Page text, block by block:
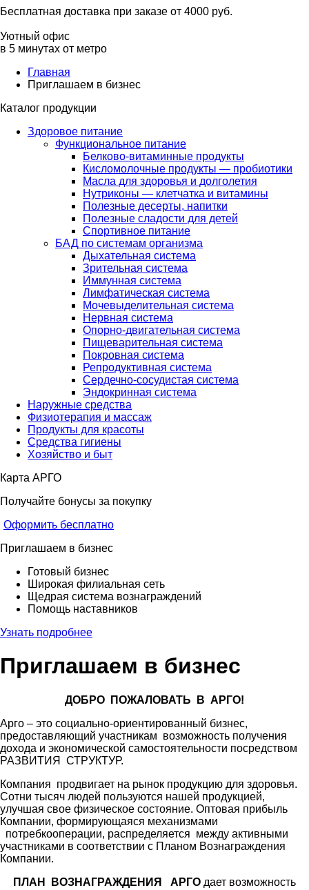
Бесплатная доставка при заказе от 4000 руб.
Уютный офис
в 5 минутах от метро
Главная
Приглашаем в бизнес
Каталог продукции
Здоровое питание
Функциональное питание
Белково-витаминные продукты
Кисломолочные продукты — пробиотики
Масла для здоровья и долголетия
Нутриконы — клетчатка и витамины
Полезные десерты, напитки
Полезные сладости для детей
Спортивное питание
БАД по системам организма
Дыхательная система
Зрительная система
Иммунная система
Лимфатическая система
Мочевыделительная система
Нервная система
Опорно-двигательная система
Пищеварительная система
Покровная система
Репродуктивная система
Сердечно-сосудистая система
Эндокринная система
Наружные средства
Физиотерапия и массаж
Продукты для красоты
Средства гигиены
Хозяйство и быт
Карта АРГО
Получайте бонусы за покупку
Оформить бесплатно
Приглашаем в бизнес
Готовый бизнес
Широкая филиальная сеть
Щедрая система вознаграждений
Помощь наставников
Узнать подробнее
Приглашаем в бизнес
ДОБРО ПОЖАЛОВАТЬ В АРГО!
Арго – это социально-ориентированный бизнес,
предоставляющий участникам возможность получения
дохода и экономической самостоятельности посредством
РАЗВИТИЯ СТРУКТУР.
Компания продвигает на рынок продукцию для здоровья.
Сотни тысяч людей пользуются нашей продукцией,
улучшая свое физическое состояние. Оптовая прибыль
Компании, формирующаяся механизмами
потребкооперации, распределяется между активными
участниками в соответствии с Планом Вознаграждения
Компании.
ПЛАН ВОЗНАГРАЖДЕНИЯ АРГО дает возможность